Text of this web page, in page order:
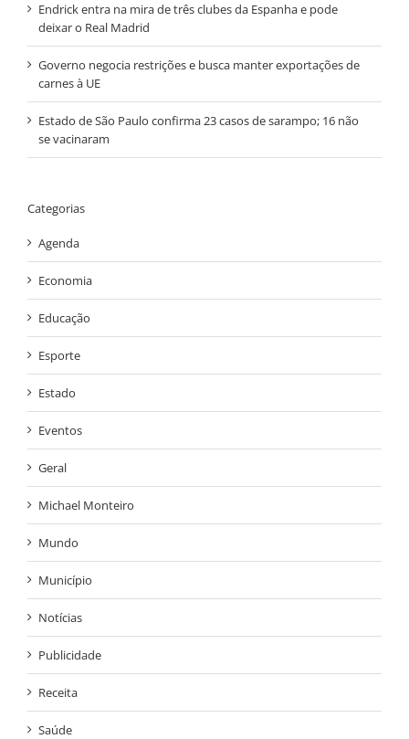
Endrick entra na mira de três clubes da Espanha e pode
deixar o Real Madrid
Governo negocia restrições e busca manter exportações de
carnes à UE
Estado de São Paulo confirma 23 casos de sarampo; 16 não
se vacinaram
Categorias
Agenda
Economia
Educação
Esporte
Estado
Eventos
Geral
Michael Monteiro
Mundo
Município
Notícias
Publicidade
Receita
Saúde